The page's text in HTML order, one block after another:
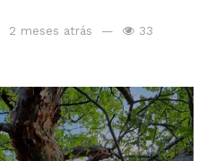
2 meses atrás 33